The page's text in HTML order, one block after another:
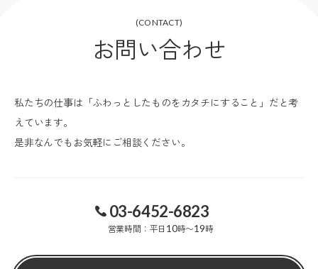
(CONTACT)
お問い合わせ
私たちの仕事は「ふわっとしたものをカタチにすること」だと考
えています。
是非なんでもお気軽にご相談ください。
03-6452-6823
営業時間：平日 10時〜19時